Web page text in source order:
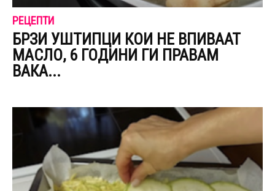
РЕЦЕПТИ
БРЗИ УШТИПЦИ КОИ НЕ ВПИВААТ
МАСЛО, 6 ГОДИНИ ГИ ПРАВАМ
ВАКА...